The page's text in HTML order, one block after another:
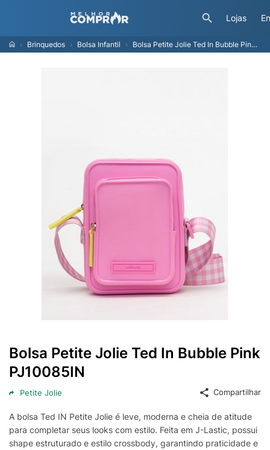
Lojas
Brinquedos Bolsa Infantil Bolsa Petite Jolie Ted In Bubble Pink PJ10085IN
Bolsa Petite Jolie Ted In Bubble Pink
PJ10085IN
Petite Jolie Compartilhar
A bolsa Ted IN Petite Jolie é leve, moderna e cheia de atitude
para completar seus looks com estilo. Feita em J-Lastic, possui
shape estruturado e estilo crossbody, garantindo praticidade e